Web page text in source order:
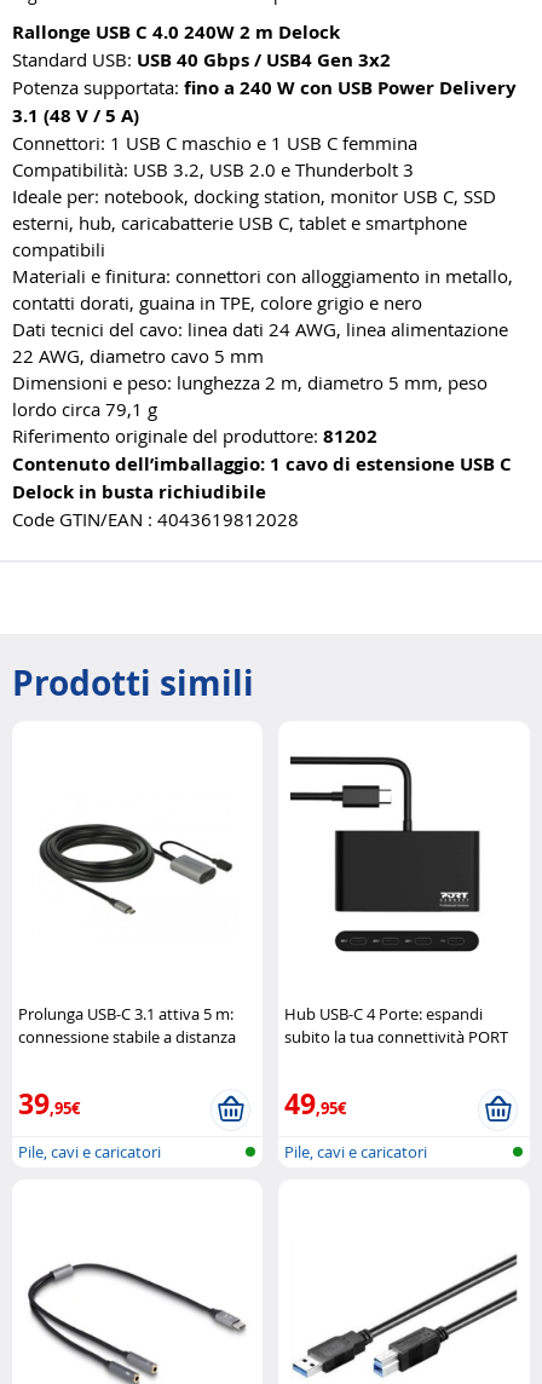
Rallonge USB C 4.0 240W 2 m Delock
Standard USB: USB 40 Gbps / USB4 Gen 3x2
Potenza supportata: fino a 240 W con USB Power Delivery
3.1 (48 V / 5 A)
Connettori: 1 USB C maschio e 1 USB C femmina
Compatibilità: USB 3.2, USB 2.0 e Thunderbolt 3
Ideale per: notebook, docking station, monitor USB C, SSD
esterni, hub, caricabatterie USB C, tablet e smartphone
compatibili
Materiali e finitura: connettori con alloggiamento in metallo,
contatti dorati, guaina in TPE, colore grigio e nero
Dati tecnici del cavo: linea dati 24 AWG, linea alimentazione
22 AWG, diametro cavo 5 mm
Dimensioni e peso: lunghezza 2 m, diametro 5 mm, peso
lordo circa 79,1 g
Riferimento originale del produttore: 81202
Contenuto dell’imballaggio: 1 cavo di estensione USB C
Delock in busta richiudibile
Code GTIN/EAN : 4043619812028
Prodotti simili
Prolunga USB-C 3.1 attiva 5 m:
connessione stabile a distanza
39,95€
Pile, cavi e caricatori
Hub USB-C 4 Porte: espandi
subito la tua connettività PORT
49,95€
Pile, cavi e caricatori